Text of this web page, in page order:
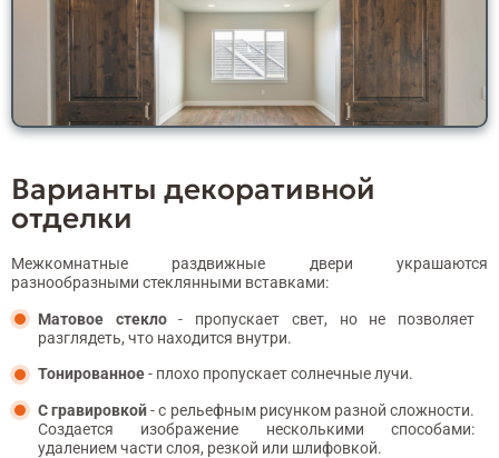
Варианты декоративной
отделки
Межкомнатные раздвижные двери украшаются
разнообразными стеклянными вставками:
Матовое стекло- пропускает свет, но не позволяет
разглядеть, что находится внутри.
Тонированное- плохо пропускает солнечные лучи.
С гравировкой- с рельефным рисунком разной сложности.
Создается изображение несколькими способами:
удалением части слоя, резкой или шлифовкой.